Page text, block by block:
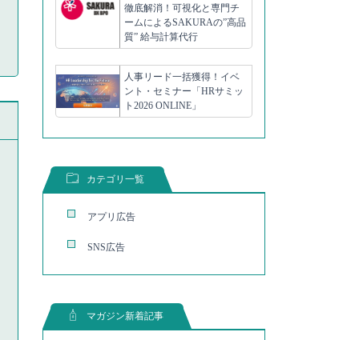
徹底解消！可視化と専門チ
ームによるSAKURAの”高品
質” 給与計算代行
人事リード一括獲得！イベ
ント・セミナー「HRサミッ
ト2026 ONLINE」
カテゴリ一覧
アプリ広告
SNS広告
マガジン新着記事